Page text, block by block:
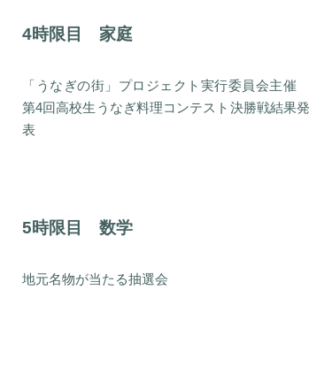
4時限目 家庭
「うなぎの街」プロジェクト実行委員会主催
第4回高校生うなぎ料理コンテスト決勝戦結果発
表
5時限目 数学
地元名物が当たる抽選会